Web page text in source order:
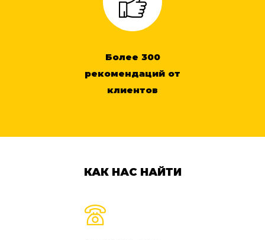
Более 300
рекомендаций от
клиентов
КАК НАС НАЙТИ